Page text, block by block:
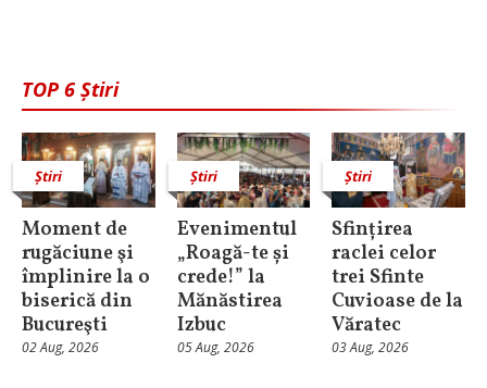
TOP 6 Știri
Știri
Moment de
rugăciune şi
împlinire la o
biserică din
Bucureşti
02 Aug, 2026
Știri
Evenimentul
„Roagă-te și
crede!” la
Mănăstirea
Izbuc
05 Aug, 2026
Știri
Sfințirea
raclei celor
trei Sfinte
Cuvioase de la
Văratec
03 Aug, 2026